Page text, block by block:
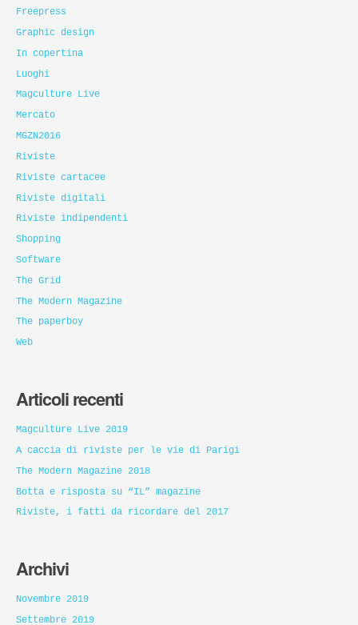
Freepress
Graphic design
In copertina
Luoghi
Magculture Live
Mercato
MGZN2016
Riviste
Riviste cartacee
Riviste digitali
Riviste indipendenti
Shopping
Software
The Grid
The Modern Magazine
The paperboy
Web
Articoli recenti
Magculture Live 2019
A caccia di riviste per le vie di Parigi
The Modern Magazine 2018
Botta e risposta su “IL” magazine
Riviste, i fatti da ricordare del 2017
Archivi
Novembre 2019
Settembre 2019